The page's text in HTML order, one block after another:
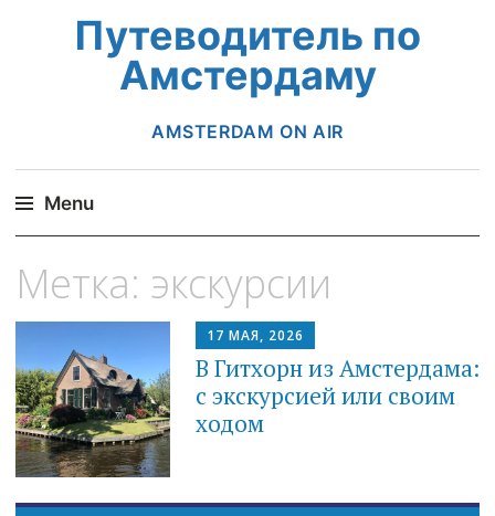
Путеводитель по
Амстердаму
AMSTERDAM ON AIR
Menu
to
Метка: экскурсии
17 МАЯ, 2026
B Гитхорн из Амстердама:
с экскурсией или своим
ходом